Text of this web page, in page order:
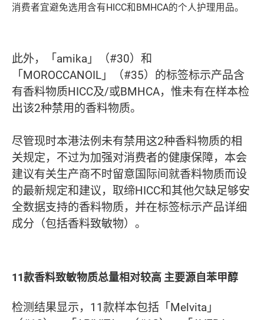
消费者宜避免选用含有HICC和BMHCA的个人护理用品。
此外，「amika」（#30）和
「MOROCCANOIL」（#35）的标签标示产品含
有香料物质HICC及/或BMHCA，惟未有在样本检
出该2种禁用的香料物质。
尽管现时本港法例未有禁用这2种香料物质的相
关规定，不过为加强对消费者的健康保障，本会
建议有关生产商不时留意国际间就香料物质而设
的最新规定和建议，取缔HICC和其他欠缺足够安
全数据支持的香料物质，并在标签标示产品详细
成分（包括香料致敏物）。
11款香料致敏物质总量相对较高 主要源自苯甲醇
检测结果显示，11款样本包括「Melvita」